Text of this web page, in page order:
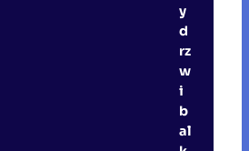
y
d
rz
w
i
b
al